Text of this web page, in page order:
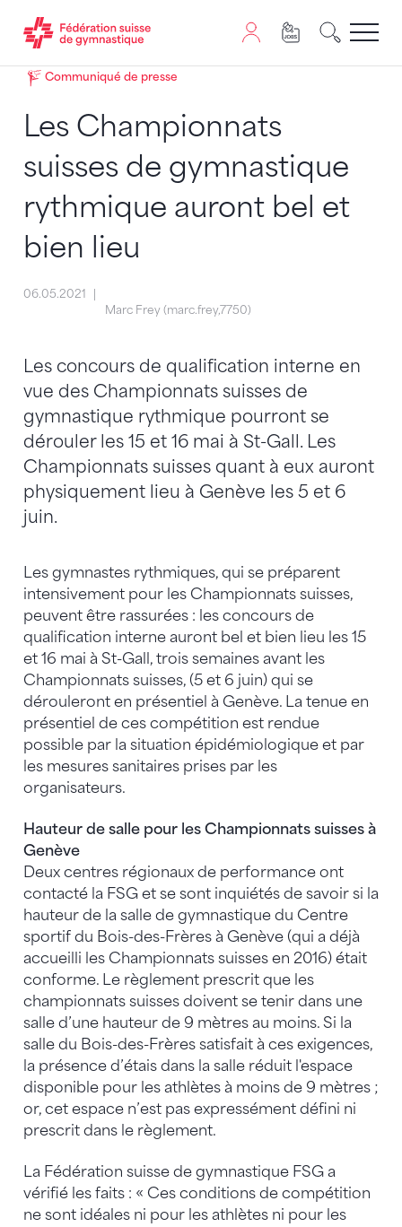
Passer au contenu
Naviguer vers le plan du siten
JavaScript est nécessaire pour naviguer sur ce site.
Communiqué de presse
Les Championnats
suisses de gymnastique
rythmique auront bel et
bien lieu
06.05.2021
Marc Frey (marc.frey,7750)
Les concours de qualification interne en
vue des Championnats suisses de
gymnastique rythmique pourront se
dérouler les 15 et 16 mai à St-Gall. Les
Championnats suisses quant à eux auront
physiquement lieu à Genève les 5 et 6
juin.
Les gymnastes rythmiques, qui se préparent
intensivement pour les Championnats suisses,
peuvent être rassurées : les concours de
qualification interne auront bel et bien lieu les 15
et 16 mai à St-Gall, trois semaines avant les
Championnats suisses, (5 et 6 juin) qui se
dérouleront en présentiel à Genève. La tenue en
présentiel de ces compétition est rendue
possible par la situation épidémiologique et par
les mesures sanitaires prises par les
organisateurs.
Hauteur de salle pour les Championnats suisses à
Genève
Deux centres régionaux de performance ont
contacté la FSG et se sont inquiétés de savoir si la
hauteur de la salle de gymnastique du Centre
sportif du Bois-des-Frères à Genève (qui a déjà
accueilli les Championnats suisses en 2016) était
conforme. Le règlement prescrit que les
championnats suisses doivent se tenir dans une
salle d’une hauteur de 9 mètres au moins. Si la
salle du Bois-des-Frères satisfait à ces exigences,
la présence d’étais dans la salle réduit l'espace
disponible pour les athlètes à moins de 9 mètres ;
or, cet espace n’est pas expressément défini ni
prescrit dans le règlement.
La Fédération suisse de gymnastique FSG a
vérifié les faits : « Ces conditions de compétition
ne sont idéales ni pour les athlètes ni pour les